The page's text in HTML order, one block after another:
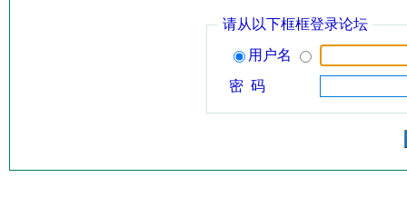
请从以下框框登录论坛
用户名
密 码